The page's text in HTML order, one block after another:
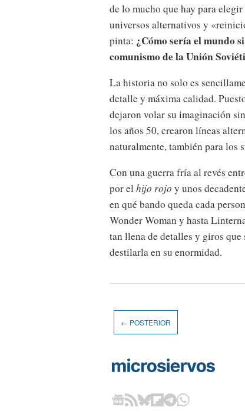
de lo mucho que hay para
universos alternativos y
pinta: ¿Cómo sería el mundo
comunismo de la Unión
La historia no solo es
detalle y máxima calidad.
dejaron volar su imaginación
los años 50, crearon líneas
naturalmente, también para los
Con una guerra fría al revés
por elhijo rojo y unos
en qué bando queda cada
Wonder Woman y hasta
tan llena de detalles y giros
destilarla en su enormidad.
← POSTERIOR